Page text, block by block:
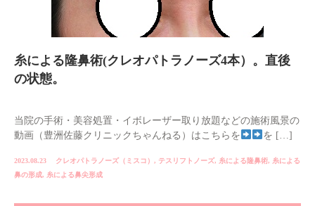
糸による隆鼻術(クレオパトラノーズ4本）。直後
の状態。
当院の手術・美容処置・イボレーザー取り放題などの施術風景の
動画（豊洲佐藤クリニックちゃんねる）はこちらを
を […]
2023.08.23 クレオパトラノーズ（ミスコ） , テスリフトノーズ, 糸による隆鼻術, 糸による
鼻の形成, 糸による鼻尖形成